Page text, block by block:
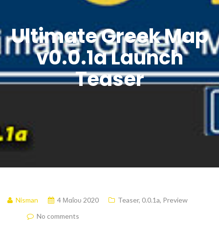
Ultimate Greek Map
v0.0.1a Launch
Teaser
Nisman 4 Μαΐου 2020 Teaser, 0.0.1a, Preview
No comments